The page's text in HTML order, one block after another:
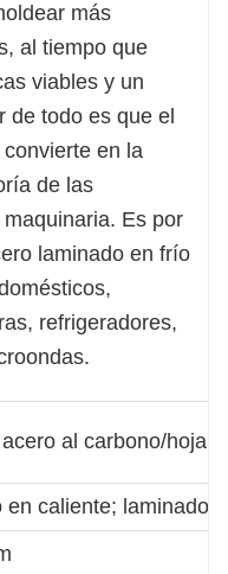
más
al tiempo que
viables y un
de todo es que el
en la
de las
Es por
laminado en frío
refrigeradores,
al carbono/hoja
en caliente; laminado